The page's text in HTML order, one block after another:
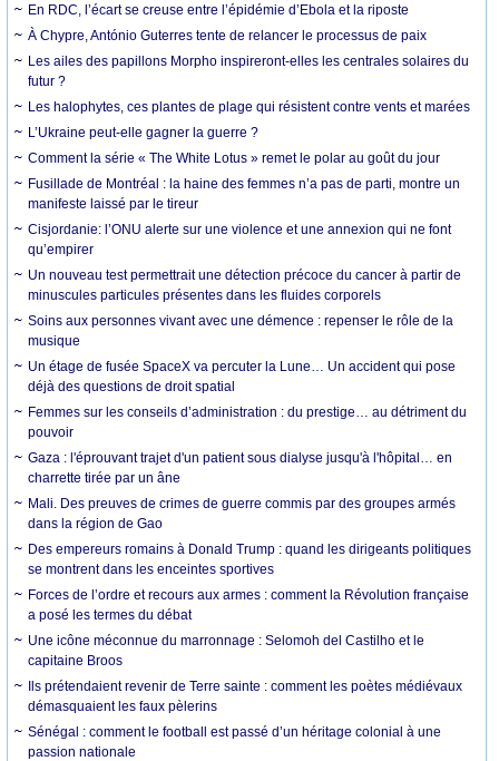
En RDC, l’écart se creuse entre l’épidémie d’Ebola et la riposte
À Chypre, António Guterres tente de relancer le processus de paix
Les ailes des papillons Morpho inspireront-elles les centrales solaires du
futur ?
Les halophytes, ces plantes de plage qui résistent contre vents et marées
L’Ukraine peut-elle gagner la guerre ?
Comment la série « The White Lotus » remet le polar au goût du jour
Fusillade de Montréal : la haine des femmes n’a pas de parti, montre un
manifeste laissé par le tireur
Cisjordanie: l’ONU alerte sur une violence et une annexion qui ne font
qu’empirer
Un nouveau test permettrait une détection précoce du cancer à partir de
minuscules particules présentes dans les fluides corporels
Soins aux personnes vivant avec une démence : repenser le rôle de la
musique
Un étage de fusée SpaceX va percuter la Lune… Un accident qui pose
déjà des questions de droit spatial
Femmes sur les conseils d’administration : du prestige… au détriment du
pouvoir
Gaza : l'éprouvant trajet d'un patient sous dialyse jusqu'à l'hôpital… en
charrette tirée par un âne
Mali. Des preuves de crimes de guerre commis par des groupes armés
dans la région de Gao
Des empereurs romains à Donald Trump : quand les dirigeants politiques
se montrent dans les enceintes sportives
Forces de l’ordre et recours aux armes : comment la Révolution française
a posé les termes du débat
Une icône méconnue du marronnage : Selomoh del Castilho et le
capitaine Broos
Ils prétendaient revenir de Terre sainte : comment les poètes médiévaux
démasquaient les faux pèlerins
Sénégal : comment le football est passé d’un héritage colonial à une
passion nationale